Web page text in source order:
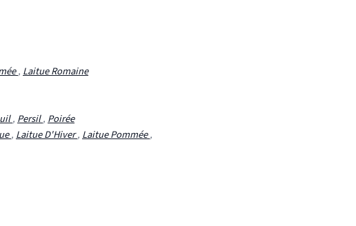
,Laitue Romaine
,Persil,Poirée
,Laitue D'Hiver,Laitue Pommée,